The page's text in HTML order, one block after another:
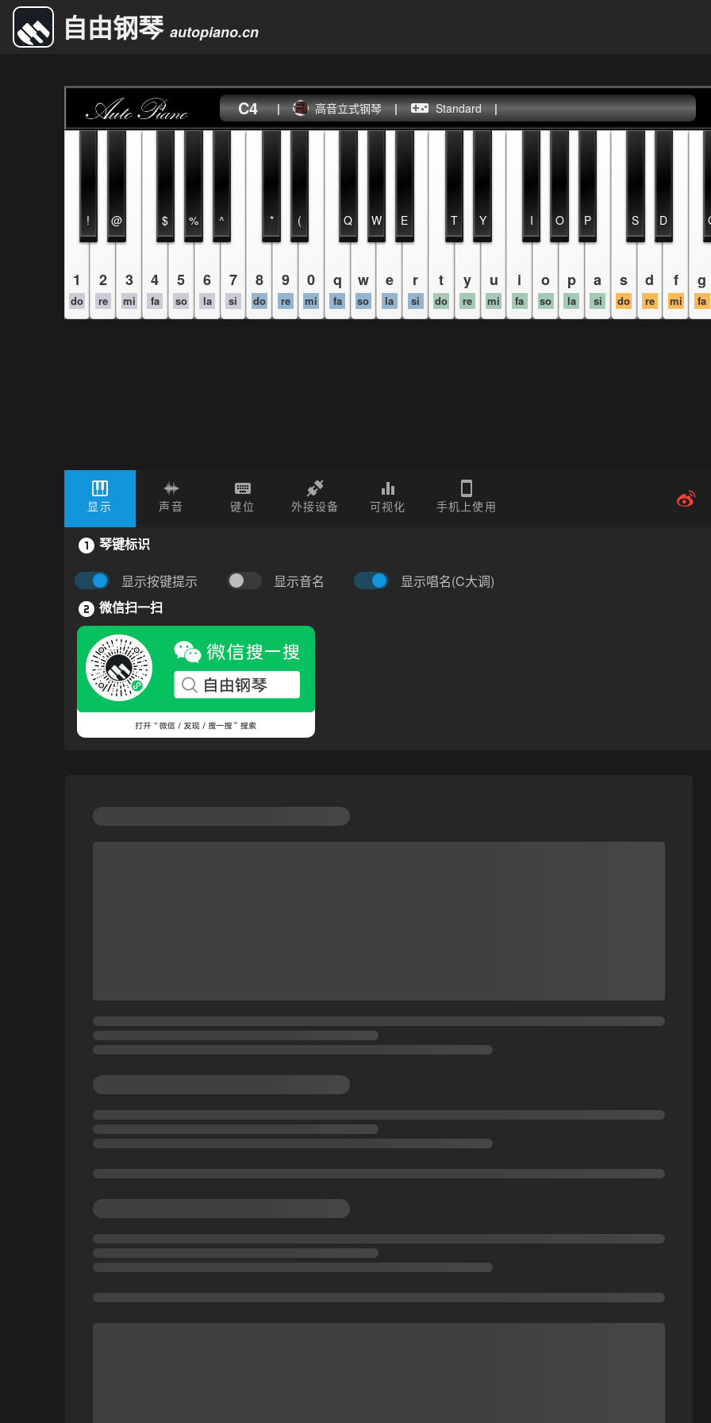
自由钢琴 autopiano.cn
C4 | 高音立式钢琴 | Standard |
1
do
2
re
3
mi
4
fa
5
so
6
la
7
si
8
do
9
re
0
mi
q
fa
w
so
e
la
r
si
t
do
y
re
u
mi
i
fa
o
so
p
la
a
si
s
do
d
re
f
mi
g
fa
! @ $ % ^ * ( Q W E T Y I O P S D
显示 声音 键位 外接设备 可视化 手机上使用
琴键标识
显示按键提示 显示音名 显示唱名(C大调)
微信扫一扫